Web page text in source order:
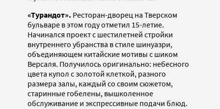
«Турандот». Ресторан-дворец на Тверском
бульваре в этом году отметил 15-летие.
Начинался проект с шестилетней стройки
внутреннего убранства в стиле шинуазри,
объединяющем китайские мотивы с шиком
Версаля. Получилось оригинально: небесного
цвета купол с золотой клеткой, разного
размера залы, каждый со своим сюжетом,
старинные гобелены, вышколенное
обслуживание и экспрессивные подачи блюд.